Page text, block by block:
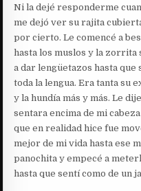
Ni la dejé responderme
me dejó ver su rajita
por cierto. Le comencé a
hasta los muslos y la zorrita
a dar lengüetazos hasta
toda la lengua. Era tanta su
y la hundía más y más. Le
sentara encima de mi
que en realidad hice fue
mejor de mi vida hasta ese
panochita y empecé a
hasta que sentí como de un